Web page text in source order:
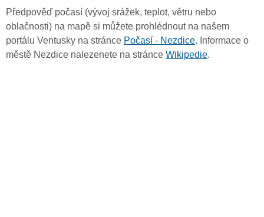
Předpověď počasí (vývoj srážek, teplot, větru nebo
oblačnosti) na mapě si můžete prohlédnout na našem
portálu Ventusky na stránce Počasí - Nezdice. Informace o
městě Nezdice nalezenete na stránce Wikipedie.